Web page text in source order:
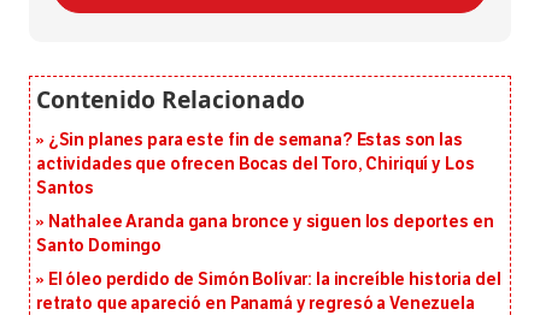
¿Sin planes para este fin de semana? Estas son las
actividades que ofrecen Bocas del Toro, Chiriquí y Los
Santos
Nathalee Aranda gana bronce y siguen los deportes en
Santo Domingo
El óleo perdido de Simón Bolívar: la increíble historia del
retrato que apareció en Panamá y regresó a Venezuela